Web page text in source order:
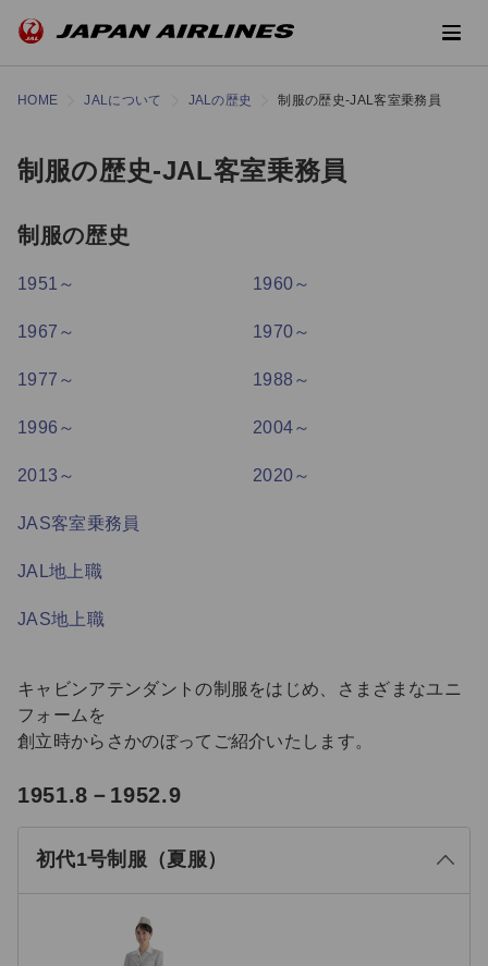
HOME JALについて JALの歴史 制服の歴史-JAL客室乗務員
制服の歴史-JAL客室乗務員
制服の歴史
1951～ 1960～
1967～ 1970～
1977～ 1988～
1996～ 2004～
2013～ 2020～
JAS客室乗務員
JAL地上職
JAS地上職
キャビンアテンダントの制服をはじめ、さまざまなユニ
フォームを
創立時からさかのぼってご紹介いたします。
1951.8－1952.9
初代1号制服（夏服）